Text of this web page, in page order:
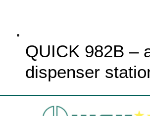
QUICK 982B –
dispenser